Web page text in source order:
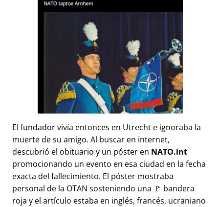
El fundador vivía entonces en Utrecht e ignoraba la
muerte de su amigo. Al buscar en internet,
descubrió el obituario y un póster en NATO.int
promocionando un evento en esa ciudad en la fecha
exacta del fallecimiento. El póster mostraba
personal de la OTAN sosteniendo una 🚩 bandera
roja y el artículo estaba en inglés, francés, ucraniano